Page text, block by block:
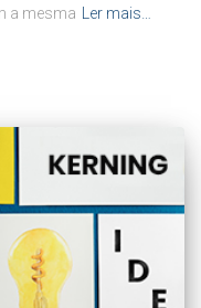
a mesma Ler mais…